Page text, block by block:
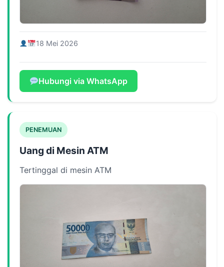
18 Mei 2026
Hubungi via WhatsApp
PENEMUAN
Uang di Mesin ATM
Tertinggal di mesin ATM